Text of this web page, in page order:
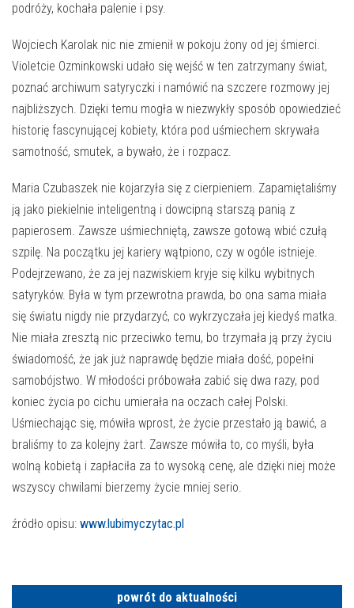
podróży, kochała palenie i psy.
Wojciech Karolak nic nie zmienił w pokoju żony od jej śmierci.
Violetcie Ozminkowski udało się wejść w ten zatrzymany świat,
poznać archiwum satyryczki i namówić na szczere rozmowy jej
najbliższych. Dzięki temu mogła w niezwykły sposób opowiedzieć
historię fascynującej kobiety, która pod uśmiechem skrywała
samotność, smutek, a bywało, że i rozpacz.
Maria Czubaszek nie kojarzyła się z cierpieniem. Zapamiętaliśmy
ją jako piekielnie inteligentną i dowcipną starszą panią z
papierosem. Zawsze uśmiechniętą, zawsze gotową wbić czułą
szpilę. Na początku jej kariery wątpiono, czy w ogóle istnieje.
Podejrzewano, że za jej nazwiskiem kryje się kilku wybitnych
satyryków. Była w tym przewrotna prawda, bo ona sama miała
się światu nigdy nie przydarzyć, co wykrzyczała jej kiedyś matka.
Nie miała zresztą nic przeciwko temu, bo trzymała ją przy życiu
świadomość, że jak już naprawdę będzie miała dość, popełni
samobójstwo. W młodości próbowała zabić się dwa razy, pod
koniec życia po cichu umierała na oczach całej Polski.
Uśmiechając się, mówiła wprost, że życie przestało ją bawić, a
braliśmy to za kolejny żart. Zawsze mówiła to, co myśli, była
wolną kobietą i zapłaciła za to wysoką cenę, ale dzięki niej może
wszyscy chwilami bierzemy życie mniej serio.
źródło opisu: www.lubimyczytac.pl
powrót do aktualności